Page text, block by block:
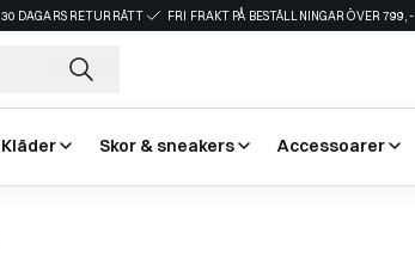
30 DAGARS RETURRÄTT FRI FRAKT PÅ BESTÄLLNINGAR ÖVER 799,-
Kläder Skor & sneakers Accessoarer